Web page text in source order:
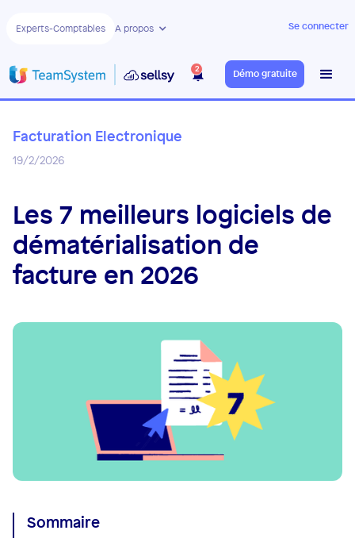
Experts-Comptables A propos Se connecter
2 Démo gratuite
Facturation Electronique
19/2/2026
Les 7 meilleurs logiciels de
dématérialisation de
facture en 2026
Sommaire